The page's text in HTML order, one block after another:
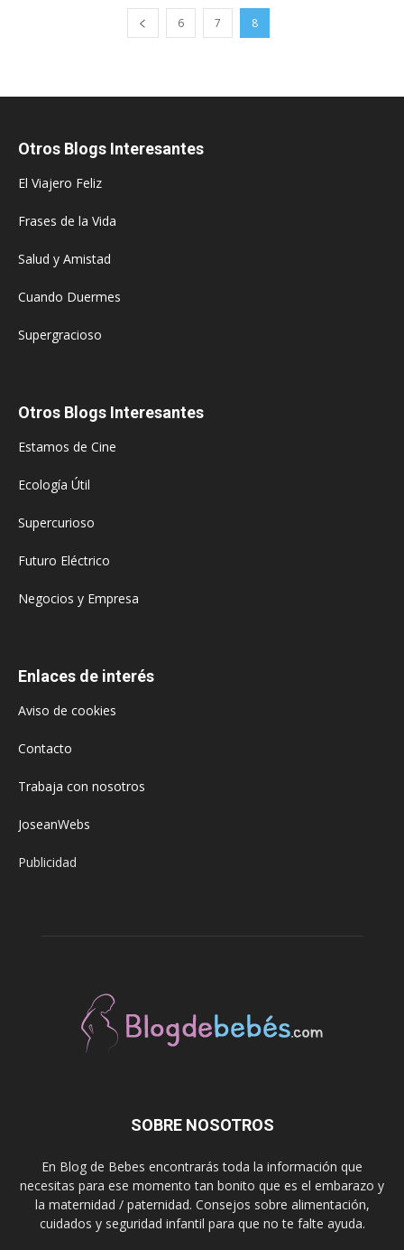
6 7 8
Otros Blogs Interesantes
El Viajero Feliz
Frases de la Vida
Salud y Amistad
Cuando Duermes
Supergracioso
Otros Blogs Interesantes
Estamos de Cine
Ecología Útil
Supercurioso
Futuro Eléctrico
Negocios y Empresa
Enlaces de interés
Aviso de cookies
Contacto
Trabaja con nosotros
JoseanWebs
Publicidad
SOBRE NOSOTROS
En Blog de Bebes encontrarás toda la información que
necesitas para ese momento tan bonito que es el embarazo y
la maternidad / paternidad. Consejos sobre alimentación,
cuidados y seguridad infantil para que no te falte ayuda.